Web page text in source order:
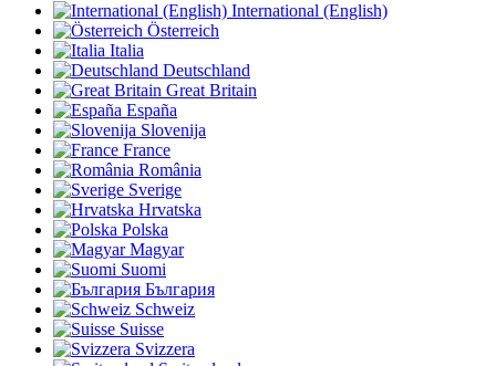
International (English)
Österreich
Italia
Deutschland
Great Britain
España
Slovenija
France
România
Sverige
Hrvatska
Polska
Magyar
Suomi
България
Schweiz
Suisse
Svizzera